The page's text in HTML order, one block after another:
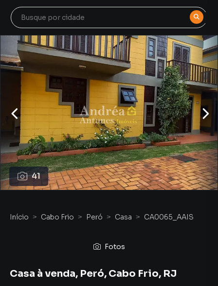
41
Início Cabo Frio Peró Casa CA0065_AAIS
Fotos
Casa à venda, Peró, Cabo Frio, RJ